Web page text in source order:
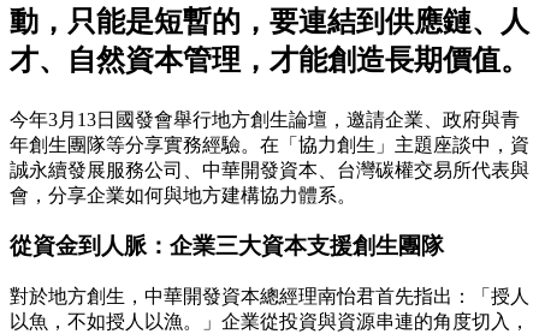
動，只能是短暫的，要連結到供應鏈、人
才、自然資本管理，才能創造長期價值。
今年3月13日國發會舉行地方創生論壇，邀請企業、政府與青
年創生團隊等分享實務經驗。在「協力創生」主題座談中，資
誠永續發展服務公司、中華開發資本、台灣碳權交易所代表與
會，分享企業如何與地方建構協力體系。
從資金到人脈：企業三大資本支援創生團隊
對於地方創生，中華開發資本總經理南怡君首先指出：「授人
以魚，不如授人以漁。」企業從投資與資源串連的角度切入，